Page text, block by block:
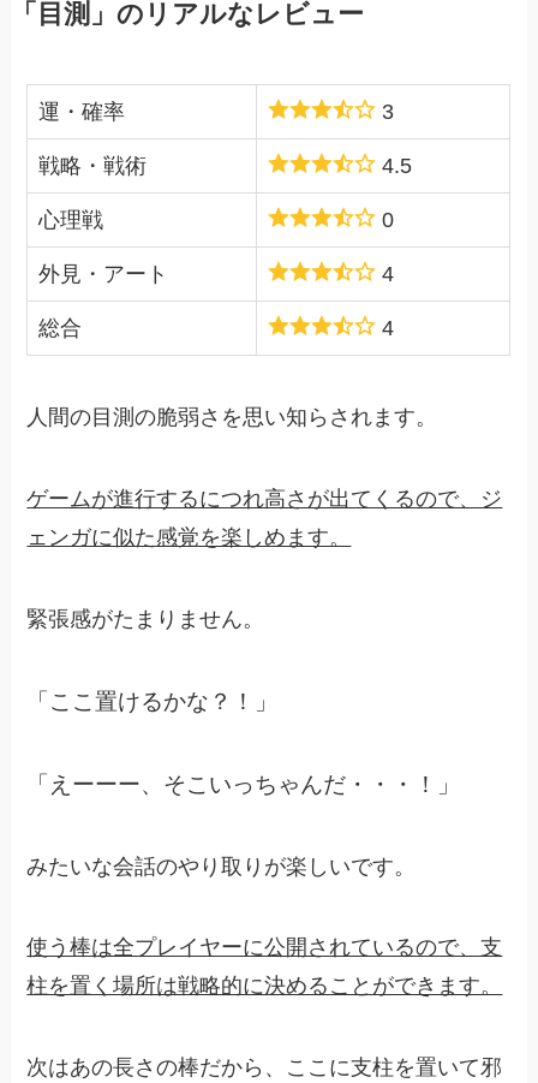
「目測」のリアルなレビュー
運・確率 3
戦略・戦術 4.5
心理戦 0
外見・アート 4
総合 4
人間の目測の脆弱さを思い知らされます。
ゲームが進行するにつれ高さが出てくるので、ジ
ェンガに似た感覚を楽しめます。
緊張感がたまりません。
「ここ置けるかな？！」
「えーーー、そこいっちゃんだ・・・！」
みたいな会話のやり取りが楽しいです。
使う棒は全プレイヤーに公開されているので、支
柱を置く場所は戦略的に決めることができます。
次はあの長さの棒だから、ここに支柱を置いて邪